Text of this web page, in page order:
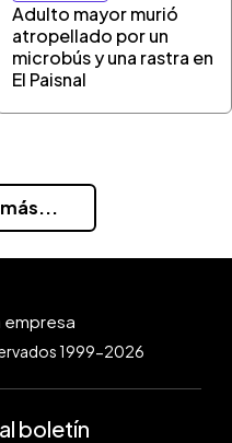
Adulto mayor murió
atropellado por un
microbús y una rastra en
El Paisnal
1999-2026
boletín